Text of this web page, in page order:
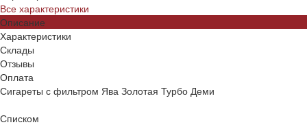
Все характеристики
Описание
Характеристики
Склады
Отзывы
Оплата
Сигареты с фильтром Ява Золотая Турбо Деми
Списком